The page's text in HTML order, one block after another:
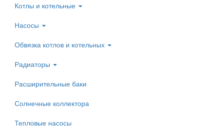
Котлы и котельные
Насосы
Обвязка котлов и котельных
Радиаторы
Расширительные баки
Солнечные коллектора
Тепловые насосы